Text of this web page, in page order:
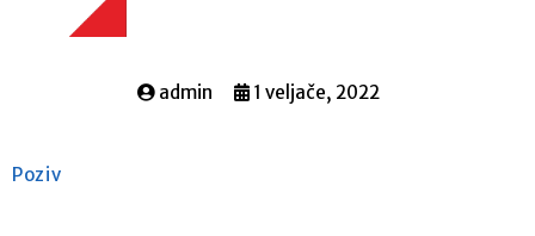
admin 1 veljače, 2022
Poziv